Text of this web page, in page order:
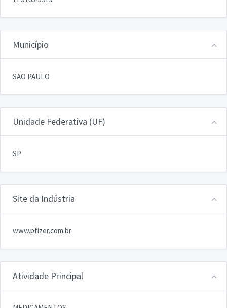
Município
SAO PAULO
Unidade Federativa (UF)
SP
Site da Indústria
www.pfizer.com.br
Atividade Principal